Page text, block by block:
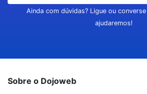
Ainda com dúvidas? Ligue ou
ajudaremos!
Sobre o Dojoweb